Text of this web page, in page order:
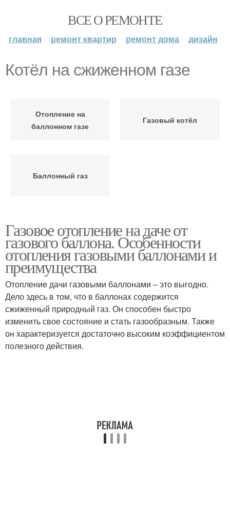
ВСЕ О РЕМОНТЕ
главная ремонт квартир ремонт дома дизайн
Котёл на сжиженном газе
Отопление на
баллонном газе
Газовый котёл
Баллонный газ
Газовое отопление на даче от
газового баллона. Особенности
отопления газовыми баллонами и
преимущества
Отопление дачи газовыми баллонами – это выгодно.
Дело здесь в том, что в баллонах содержится
сжиженный природный газ. Он способен быстро
изменить свое состояние и стать газообразным. Также
он характеризуется достаточно высоким коэффициентом
полезного действия.